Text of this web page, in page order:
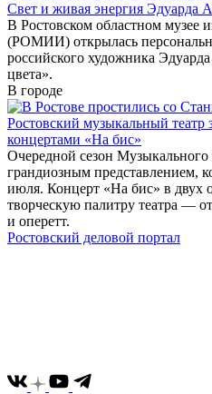
Свет и живая энергия Эдуарда
В Ростовском областном музее
(РОМИИ) открылась
российского художника
цвета».
В городе
Ростовский музыкальный театр
концертами «На бис»
Очередной сезон Музыкального
грандиозным представлением,
июля. Концерт «На бис» в двух
творческую палитру театра —
и оперетт.
Ростовский деловой портал